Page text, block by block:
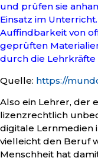
und prüfen sie
Einsatz im
Auffindbarkeit von
geprüften
durch die Lehrkräfte
Quelle: https://
Also ein Lehrer, der
lizenzrechtlich
digitale Lernmedien
vielleicht den Beruf
Menschheit hat